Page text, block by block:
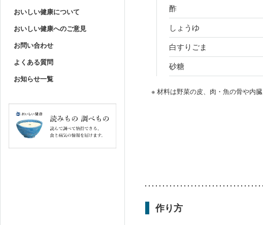
おいしい健康について
おいしい健康へのご意見
お問い合わせ
よくある質問
お知らせ一覧
酢
しょうゆ
白すりごま
砂糖
※ 材料は野菜の皮、肉・魚の骨や内
作り方